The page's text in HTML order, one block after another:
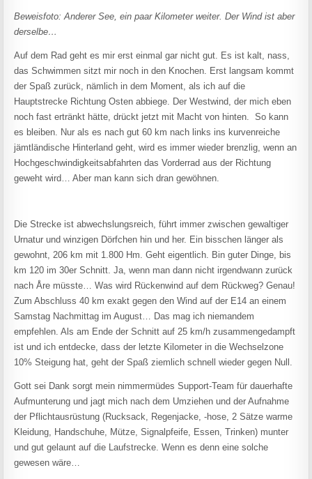
Beweisfoto: Anderer See, ein paar Kilometer weiter. Der Wind ist aber
derselbe…
Auf dem Rad geht es mir erst einmal gar nicht gut. Es ist kalt, nass,
das Schwimmen sitzt mir noch in den Knochen. Erst langsam kommt
der Spaß zurück, nämlich in dem Moment, als ich auf die
Hauptstrecke Richtung Osten abbiege. Der Westwind, der mich eben
noch fast ertränkt hätte, drückt jetzt mit Macht von hinten. So kann
es bleiben. Nur als es nach gut 60 km nach links ins kurvenreiche
jämtländische Hinterland geht, wird es immer wieder brenzlig, wenn an
Hochgeschwindigkeitsabfahrten das Vorderrad aus der Richtung
geweht wird… Aber man kann sich dran gewöhnen.
Die Strecke ist abwechslungsreich, führt immer zwischen gewaltiger
Urnatur und winzigen Dörfchen hin und her. Ein bisschen länger als
gewohnt, 206 km mit 1.800 Hm. Geht eigentlich. Bin guter Dinge, bis
km 120 im 30er Schnitt. Ja, wenn man dann nicht irgendwann zurück
nach Åre müsste… Was wird Rückenwind auf dem Rückweg? Genau!
Zum Abschluss 40 km exakt gegen den Wind auf der E14 an einem
Samstag Nachmittag im August… Das mag ich niemandem
empfehlen. Als am Ende der Schnitt auf 25 km/h zusammengedampft
ist und ich entdecke, dass der letzte Kilometer in die Wechselzone
10% Steigung hat, geht der Spaß ziemlich schnell wieder gegen Null.
Gott sei Dank sorgt mein nimmermüdes Support-Team für dauerhafte
Aufmunterung und jagt mich nach dem Umziehen und der Aufnahme
der Pflichtausrüstung (Rucksack, Regenjacke, -hose, 2 Sätze warme
Kleidung, Handschuhe, Mütze, Signalpfeife, Essen, Trinken) munter
und gut gelaunt auf die Laufstrecke. Wenn es denn eine solche
gewesen wäre…